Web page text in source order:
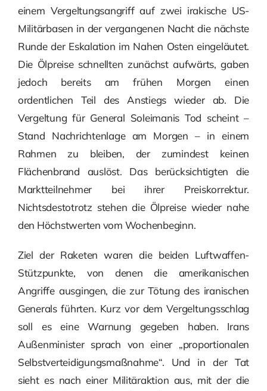
einem Vergeltungsangriff auf zwei irakische US-
Militärbasen in der vergangenen Nacht die nächste
Runde der Eskalation im Nahen Osten eingeläutet.
Die Ölpreise schnellten zunächst aufwärts, gaben
jedoch bereits am frühen Morgen einen
ordentlichen Teil des Anstiegs wieder ab. Die
Vergeltung für General Soleimanis Tod scheint –
Stand Nachrichtenlage am Morgen – in einem
Rahmen zu bleiben, der zumindest keinen
Flächenbrand auslöst. Das berücksichtigten die
Marktteilnehmer bei ihrer Preiskorrektur.
Nichtsdestotrotz stehen die Ölpreise wieder nahe
den Höchstwerten vom Wochenbeginn.
Ziel der Raketen waren die beiden Luftwaffen-
Stützpunkte, von denen die amerikanischen
Angriffe ausgingen, die zur Tötung des iranischen
Generals führten. Kurz vor dem Vergeltungsschlag
soll es eine Warnung gegeben haben. Irans
Außenminister sprach von einer „proportionalen
Selbstverteidigungsmaßnahme“. Und in der Tat
sieht es nach einer Militäraktion aus, mit der die